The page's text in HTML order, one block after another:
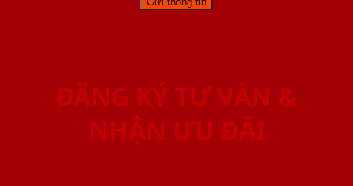
ĐĂNG KÝ TƯ VẤN &
NHẬN ƯU ĐÃI